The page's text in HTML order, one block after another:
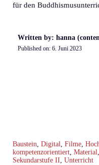
für den
Written by: hanna
Published on: 6. Juni 2023
Baustein Digital Filme
kompetenzorientiert Material
Sekundarstufe II Unterricht